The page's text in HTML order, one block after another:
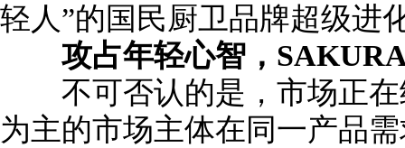
轻人”的国民厨卫品牌超级进
攻占年轻心智，
不可否认的是，市场正在
为主的市场主体在同一产品